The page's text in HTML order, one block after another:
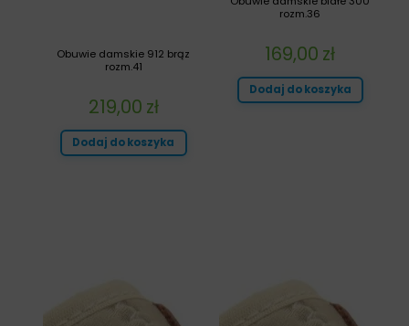
rozm.36
169,00 zł
Dodaj do koszyka
Obuwie damskie 912 brąz
rozm.41
219,00 zł
Dodaj do koszyka